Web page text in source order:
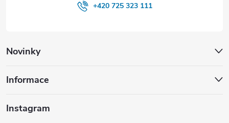
Novinky
Informace
Instagram
+420 725 323 111